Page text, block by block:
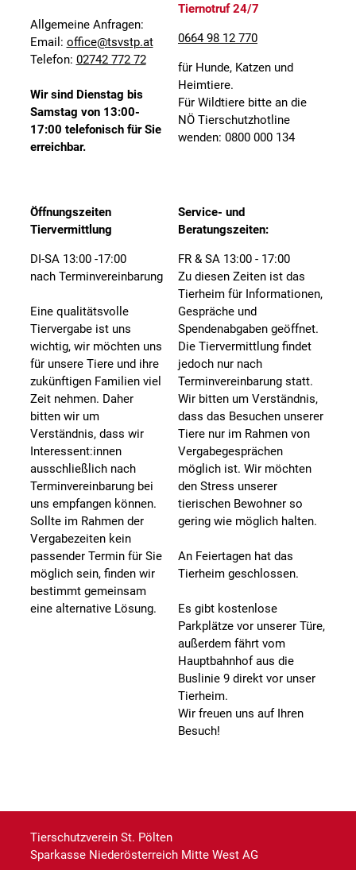
Allgemeine Anfragen:
Email: office@tsvstp.at
Telefon: 02742 772 72
Wir sind Dienstag bis
Samstag von 13:00-
17:00 telefonisch für Sie
erreichbar.
Tiernotruf 24/7
0664 98 12 770
für Hunde, Katzen und
Heimtiere.
Für Wildtiere bitte an die
NÖ Tierschutzhotline
wenden: 0800 000 134
Öffnungszeiten
Tiervermittlung
DI-SA 13:00 -17:00
nach Terminvereinbarung
Eine qualitätsvolle
Tiervergabe ist uns
wichtig, wir möchten uns
für unsere Tiere und ihre
zukünftigen Familien viel
Zeit nehmen. Daher
bitten wir um
Verständnis, dass wir
Interessent:innen
ausschließlich nach
Terminvereinbarung bei
uns empfangen können.
Sollte im Rahmen der
Vergabezeiten kein
passender Termin für Sie
möglich sein, finden wir
bestimmt gemeinsam
eine alternative Lösung.
Service- und
Beratungszeiten:
FR & SA 13:00 - 17:00
Zu diesen Zeiten ist das
Tierheim für Informationen,
Gespräche und
Spendenabgaben geöffnet.
Die Tiervermittlung findet
jedoch nur nach
Terminvereinbarung statt.
Wir bitten um Verständnis,
dass das Besuchen unserer
Tiere nur im Rahmen von
Vergabegesprächen
möglich ist. Wir möchten
den Stress unserer
tierischen Bewohner so
gering wie möglich halten.
An Feiertagen hat das
Tierheim geschlossen.
Es gibt kostenlose
Parkplätze vor unserer Türe,
außerdem fährt vom
Hauptbahnhof aus die
Buslinie 9 direkt vor unser
Tierheim.
Wir freuen uns auf Ihren
Besuch!
Tierschutzverein St. Pölten
Sparkasse Niederösterreich Mitte West AG